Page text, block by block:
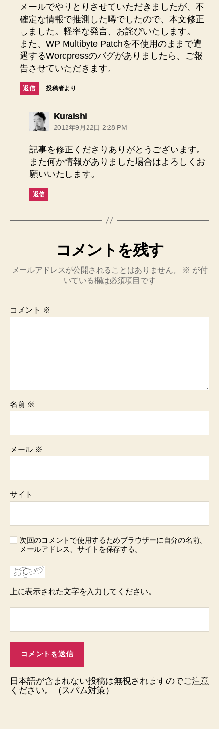
メールでやりとりさせていただきましたが、不
確定な情報で推測した噂でしたので、本文修正
しました。軽率な発言、お詫びいたします。
また、WP Multibyte Patchを不使用のままで遭
遇するWordpressのバグがありましたら、ご報
告させていただきます。
返信 投稿者より
Kuraishiの
発
言:
2012年9月22日 2:28 PM
記事を修正くださりありがとうございます。
また何か情報がありました場合はよろしくお
願いいたします。
返信
コメントを残す
メールアドレスが公開されることはありません。 ※ が付
いている欄は必須項目です
コメント ※
名前 ※
メール ※
サイト
次回のコメントで使用するためブラウザーに自分の名前、
メールアドレス、サイトを保存する。
上に表示された文字を入力してください。
日本語が含まれない投稿は無視されますのでご注意
ください。（スパム対策）